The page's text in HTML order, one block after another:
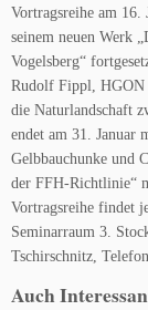
Vortragsreihe am
seinem neuen Werk
Vogelsberg“
Rudolf Fippl, HGON
die Naturlandschaft
endet am 31. Januar
Gelbbauchunke und
der FFH-Richtlinie“
Vortragsreihe findet
Seminarraum 3.
Tschirschnitz,
Auch